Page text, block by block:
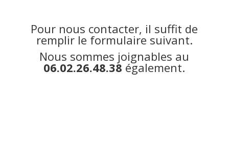
Pour nous contacter, il suffit de
remplir le formulaire suivant.
Nous sommes joignables au
06.02.26.48.38 également.